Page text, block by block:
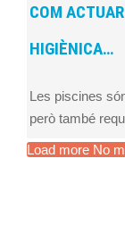
COM
HIGIÈNICA…
Les piscines
però també
Load more No